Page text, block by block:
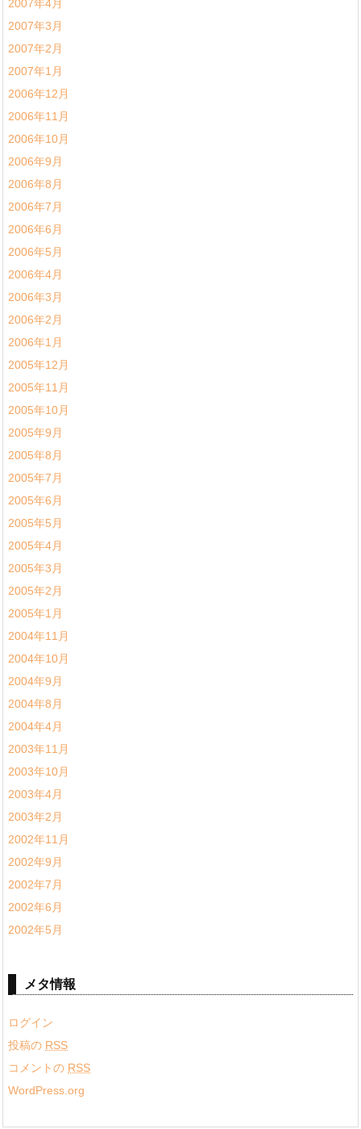
2007年4月
2007年3月
2007年2月
2007年1月
2006年12月
2006年11月
2006年10月
2006年9月
2006年8月
2006年7月
2006年6月
2006年5月
2006年4月
2006年3月
2006年2月
2006年1月
2005年12月
2005年11月
2005年10月
2005年9月
2005年8月
2005年7月
2005年6月
2005年5月
2005年4月
2005年3月
2005年2月
2005年1月
2004年11月
2004年10月
2004年9月
2004年8月
2004年4月
2003年11月
2003年10月
2003年4月
2003年2月
2002年11月
2002年9月
2002年7月
2002年6月
2002年5月
メタ情報
ログイン
投稿の RSS
コメントの RSS
WordPress.org